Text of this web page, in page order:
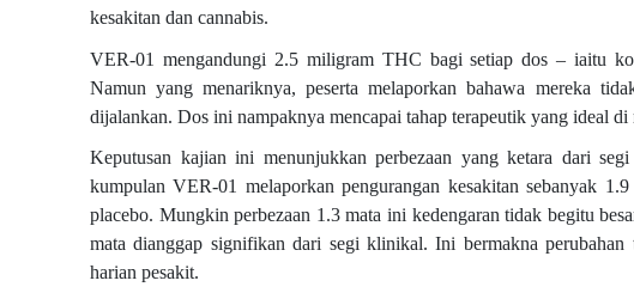
kesakitan dan cannabis.
VER-01 mengandungi 2.5 miligram THC bagi setiap dos – iaitu
Namun yang menariknya, peserta melaporkan bahawa mereka
dijalankan. Dos ini nampaknya mencapai tahap terapeutik yang ideal
Keputusan kajian ini menunjukkan perbezaan yang ketara dari
kumpulan VER-01 melaporkan pengurangan kesakitan sebanyak
placebo. Mungkin perbezaan 1.3 mata ini kedengaran tidak begitu
mata dianggap signifikan dari segi klinikal. Ini bermakna
harian pesakit.